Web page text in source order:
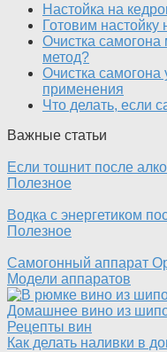
Настойка на
Готовим
Очистка
метод?
Очистка самогона
применения
Что делать, если
Важные статьи
Если тошнит после
Полезное
Водка с энергетиком
Полезное
Cамогонный аппарат
Модели аппаратов
Домашнее вино из
Рецепты вин
Как делать наливки в